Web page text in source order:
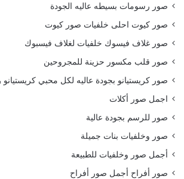
صور رسومات بسيطه عاليه الجودة
صور كيوت احلى خلفيات صور كيوت
صور غلاف فيسوك خلفيات لغلاف فيسبوك
صور قلب مكسور حزينة للمجروحين
صور كريستيانو بجودة عاليه لكل محبي كريستيانو
اجمل صور أكلات
صور للرسم بجودة عالية
صور وخلفيات بنات جميلة
أجمل صور وخلفيات للطبيعة
صور أفراح أجمل صور أفراح